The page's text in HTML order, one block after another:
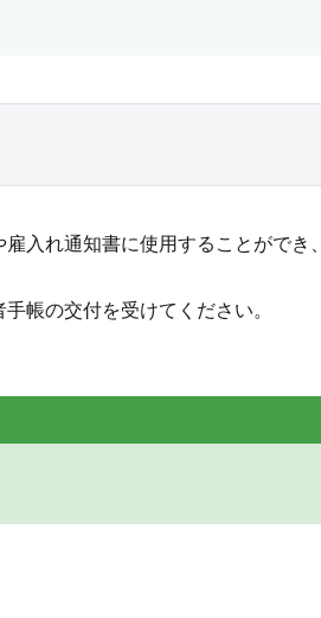
入れ通知書に使用することができ、
帳の交付を受けてください。